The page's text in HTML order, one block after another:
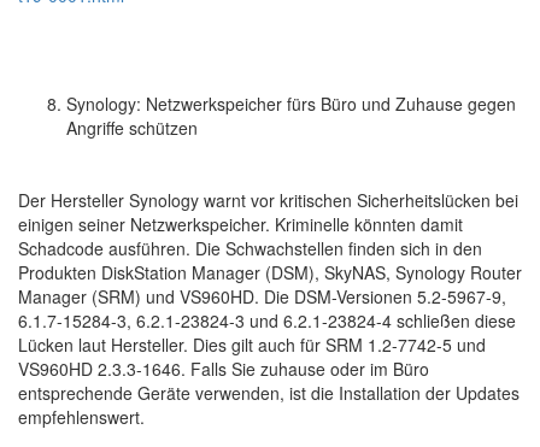
Synology: Netzwerkspeicher fürs Büro und Zuhause gegen
Angriffe schützen
Der Hersteller Synology warnt vor kritischen Sicherheitslücken bei
einigen seiner Netzwerkspeicher. Kriminelle könnten damit
Schadcode ausführen. Die Schwachstellen finden sich in den
Produkten DiskStation Manager (DSM), SkyNAS, Synology Router
Manager (SRM) und VS960HD. Die DSM-Versionen 5.2-5967-9,
6.1.7-15284-3, 6.2.1-23824-3 und 6.2.1-23824-4 schließen diese
Lücken laut Hersteller. Dies gilt auch für SRM 1.2-7742-5 und
VS960HD 2.3.3-1646. Falls Sie zuhause oder im Büro
entsprechende Geräte verwenden, ist die Installation der Updates
empfehlenswert.